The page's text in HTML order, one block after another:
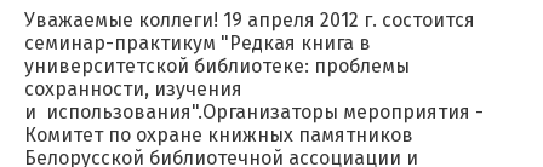
Уважаемые коллеги! 19 апреля 2012 г. состоится
семинар-практикум "Редкая книга в
университетской библиотеке: проблемы
сохранности, изучения
и использования".Организаторы мероприятия -
Комитет по охране книжных памятников
Белорусской библиотечной ассоциации и